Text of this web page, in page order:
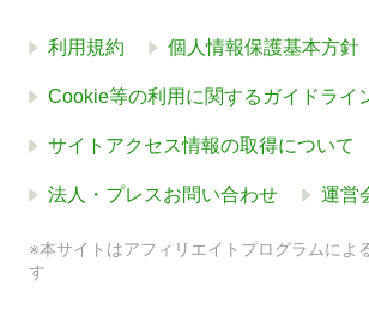
利用規約 個人情報保護基本方針
Cookie等の利用に関するガイドライ
サイトアクセス情報の取得について
法人・プレスお問い合わせ 運営
※本サイトはアフィリエイトプログラムによ
す